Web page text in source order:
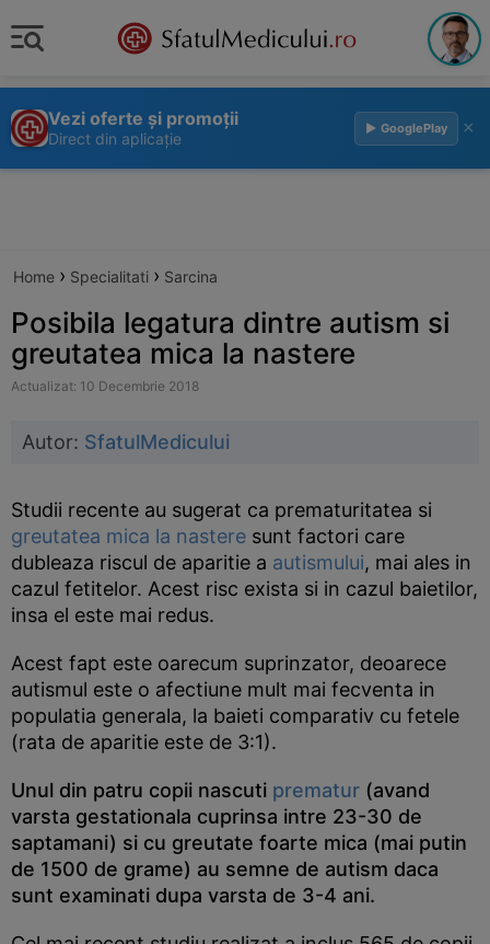
Vezi oferte și promoții
Direct din aplicație
▶ GooglePlay ×
Home › Specialitati › Sarcina
Posibila legatura dintre autism si
greutatea mica la nastere
Actualizat: 10 Decembrie 2018
Autor: SfatulMedicului
Studii recente au sugerat ca prematuritatea si
greutatea mica la nastere sunt factori care
dubleaza riscul de aparitie a autismului, mai ales in
cazul fetitelor. Acest risc exista si in cazul baietilor,
insa el este mai redus.
Acest fapt este oarecum suprinzator, deoarece
autismul este o afectiune mult mai fecventa in
populatia generala, la baieti comparativ cu fetele
(rata de aparitie este de 3:1).
Unul din patru copii nascuti prematur (avand
varsta gestationala cuprinsa intre 23-30 de
saptamani) si cu greutate foarte mica (mai putin
de 1500 de grame) au semne de autism daca
sunt examinati dupa varsta de 3-4 ani.